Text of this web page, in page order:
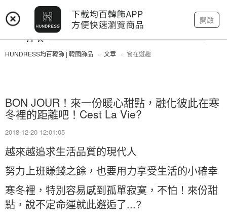
開啟
登入 註冊 我的帳戶
HUNDRESS均百韓飾 | 韓國飾品 文章 食在遊趣
BON JOUR！來一份暖心甜點，融化彼此在寒
冬裡的距離吧！Cest La Vie?
2018-12-20 12:01:05
越來越追求生活品質的現代人
努力上班賺錢之餘，也要用力享受生活的小確幸
寒冬裡，特別容易感到孤單寂寞，不怕！來份甜
點，說不定命運就此邂逅了...?